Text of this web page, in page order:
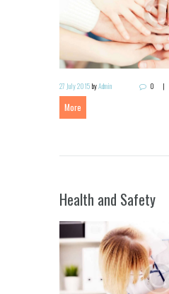
27 July 2015 byAdmin 0
More
Health and Safety